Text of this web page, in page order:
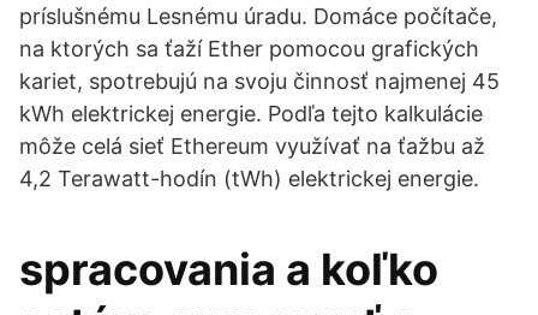
príslušnému Lesnému úradu. Domáce počítače,
na ktorých sa ťaží Ether pomocou grafických
kariet, spotrebujú na svoju činnosť najmenej 45
kWh elektrickej energie. Podľa tejto kalkulácie
môže celá sieť Ethereum využívať na ťažbu až
4,2 Terawatt-hodín (tWh) elektrickej energie.
spracovania a koľko